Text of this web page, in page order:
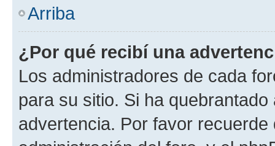
Arriba
¿Por qué recibí una
Los administradores de cada
para su sitio. Si ha
advertencia. Por favor